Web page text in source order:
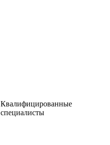
Квалифицированные
специалисты